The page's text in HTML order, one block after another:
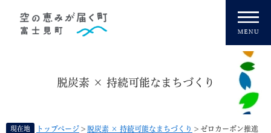
脱炭素 × 持続可能なまちづくり
現在地 トップページ > 脱炭素 × 持続可能なまちづくり > ゼロカーボン推進